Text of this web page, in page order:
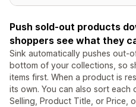
Push sold-out products
shoppers see what they
Sink automatically pushes out-
bottom of your collections, so
items first. When a product is
its own. You can also sort each
Selling, Product Title, or Price,